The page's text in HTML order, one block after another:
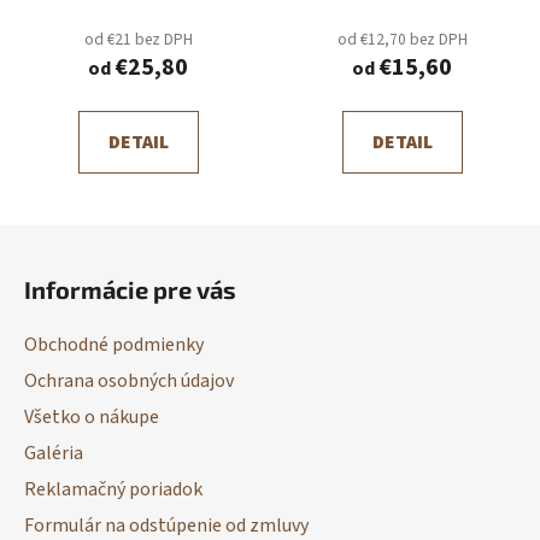
od €21 bez DPH
od€25,80
DETAIL
od €12,70 bez DPH
od€15,60
DETAIL
Informácie pre vás
Obchodné podmienky
Ochrana osobných údajov
Všetko o nákupe
Galéria
Reklamačný poriadok
Formulár na odstúpenie od zmluvy